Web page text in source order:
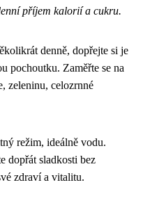
příjem kalorií a cukru.
denně, dopřejte si je
pochoutku. Zaměřte se na
zeleninu, celozrnné
režim, ideálně vodu.
dopřát sladkosti bez
zdraví a vitalitu.